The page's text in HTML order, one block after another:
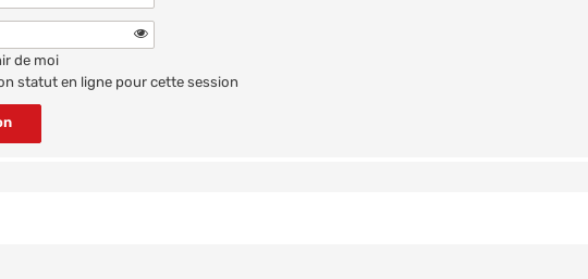
de moi
statut en ligne pour cette session